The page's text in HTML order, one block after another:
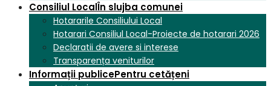
Consiliul LocalÎn slujba comunei
Hotararile Consiliului Local
Hotarari Consiliul Local-Proiecte de hotarari 2026
Declaratii de avere si interese
Transparența veniturilor
Informații publicePentru cetățeni